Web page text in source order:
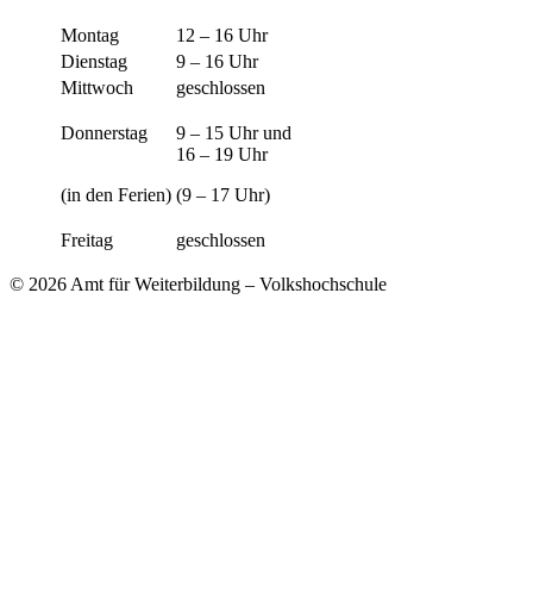
Montag
12 – 16 Uhr
Dienstag
9 – 16 Uhr
Mittwoch
geschlossen
Donnerstag
(in den Ferien)
9 – 15 Uhr und
16 – 19 Uhr
(9 – 17 Uhr)
Freitag geschlossen
© 2026 Amt für Weiterbildung – Volkshochschule